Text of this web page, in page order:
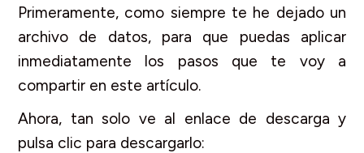
Primeramente, como siempre te he dejado un
archivo de datos, para que puedas aplicar
inmediatamente los pasos que te voy a
compartir en este artículo.
Ahora, tan solo ve al enlace de descarga y
pulsa clic para descargarlo: